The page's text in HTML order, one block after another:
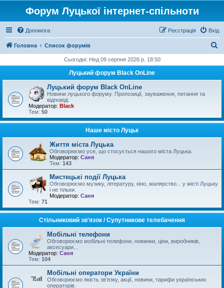
Форум Луцької інтернет-спільноти
Допомога Вхід
Реєстрація
Головна Список форумів
у
Сьогодні: Нед 09 серпня 2026 р. 18:50
Луцький форум Black OnLine
Луцький форум Black OnLine
Новини луцького форуму. Пропозиції, зауваження, питання та
відповіді.
Модератор: Black
Тем: 50
Наше місто Луцьк
Життя міста Луцька
Обговорюємо усе, що стосується нашого міста Луцька.
Модератор: Саня
Тем: 143
Мистецькі події Луцька
Обговорюємо музику, літературу, кіно, малярство... у місті Луцьку
і не тільки.
Модератор: Саня
Тем: 71
Стільниковий зв'язок / Супутникове телебачення
Мобільні телефони
Обговорюємо мобільні телефони, новинки, ціни, виробників,
аксесуари...
Модератор: Саня
Тем: 104
Мобільні оператори України
Обговорюємо якість зв'язку, акції, новини, тарифи українських
операторів.